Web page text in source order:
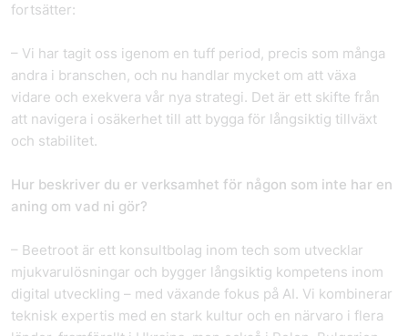
fortsätter:
– Vi har tagit oss igenom en tuff period, precis som många
andra i branschen, och nu handlar mycket om att växa
vidare och exekvera vår nya strategi. Det är ett skifte från
att navigera i osäkerhet till att bygga för långsiktig tillväxt
och stabilitet.
Hur beskriver du er verksamhet för någon som inte har en
aning om vad ni gör?
– Beetroot är ett konsultbolag inom tech som utvecklar
mjukvarulösningar och bygger långsiktig kompetens inom
digital utveckling – med växande fokus på AI. Vi kombinerar
teknisk expertis med en stark kultur och en närvaro i flera